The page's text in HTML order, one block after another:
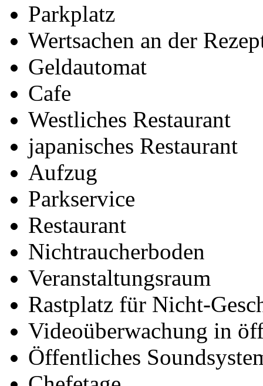
Parkplatz
Wertsachen an der
Geldautomat
Cafe
Westliches Restaurant
japanisches Restaurant
Aufzug
Parkservice
Restaurant
Nichtraucherboden
Veranstaltungsraum
Rastplatz für Nicht-
Videoüberwachung in
Öffentliches